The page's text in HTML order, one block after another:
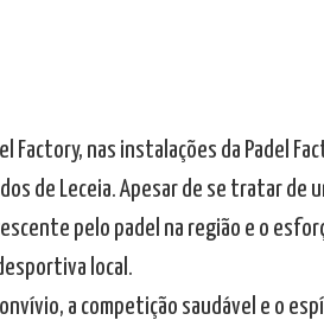
Factory, nas instalações da Padel
de Leceia. Apesar de se tratar de
pelo padel na região e o
local.
a competição saudável e o